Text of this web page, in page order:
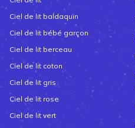
Ciel de lit baldaquin
Ciel de lit bébé garçon
Ciel de lit berceau
Ciel de lit coton
Ciel de lit gris
Ciel de lit rose
Ciel de lit vert